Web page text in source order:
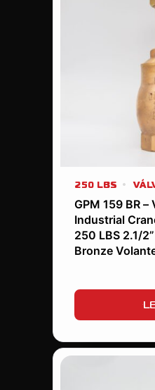
250 LBS
GPM 159 BR –
Industrial
250 LBS 2.1/
Bronze